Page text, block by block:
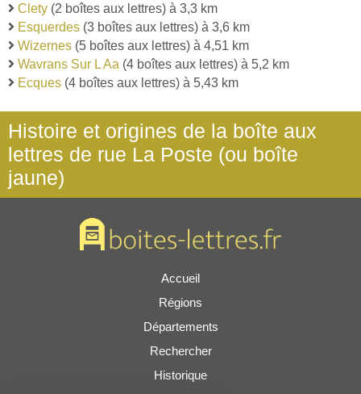
Clety (2 boîtes aux lettres) à 3,3 km
Esquerdes (3 boîtes aux lettres) à 3,6 km
Wizernes (5 boîtes aux lettres) à 4,51 km
Wavrans Sur L Aa (4 boîtes aux lettres) à 5,2 km
Ecques (4 boîtes aux lettres) à 5,43 km
Histoire et origines de la boîte aux
lettres de rue La Poste (ou boîte
jaune)
Accueil
Régions
Départements
Rechercher
Historique